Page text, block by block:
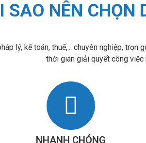
SAO NÊN CHỌN
lý, kế toán, thuế,... chuyên nghiệp,
thời gian giải quyết công việc
NHANH CHÓNG